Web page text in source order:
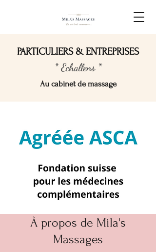
PARTICULIERS & ENTREPRISES
* Echallens *
Au cabinet de massage
À propos de Mila's
Massages